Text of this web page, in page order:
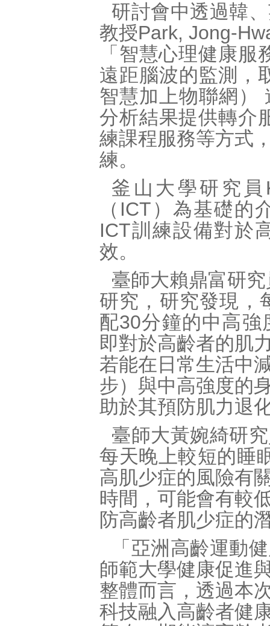
研討會中透過韓
教授Park, Jong-
「智慧心理健康
遠距腦波的監測，
智慧加上物聯網）
分析結果提供轉介
練課程服務等方式
練。
釜山大學研究
（ICT）為基礎的
ICT訓練設備對於
效。
臺師大賴鼎富研
研究，研究發現，
配30分鐘的中高強
即對於高齡者的肌
若能在日常生活中
步）與中高強度的
助於其預防肌力退
臺師大黃婉綺研
每天晚上較短的睡
高肌少症的風險有
時間，可能會有較
防高齡者肌少症的
「亞洲高齡運動
師範大學健康促進
整體而言，透過本
科技融入高齡者健